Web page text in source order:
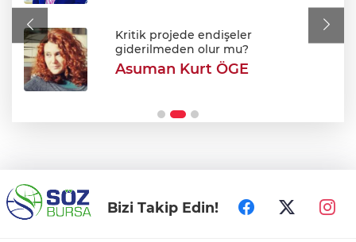
Türkiye, Suudi Arabistan ve Pakistan'dan
Kritik projede endişeler
giderilmeden olur mu?
Asuman Kurt ÖGE
Bizi Takip Edin!